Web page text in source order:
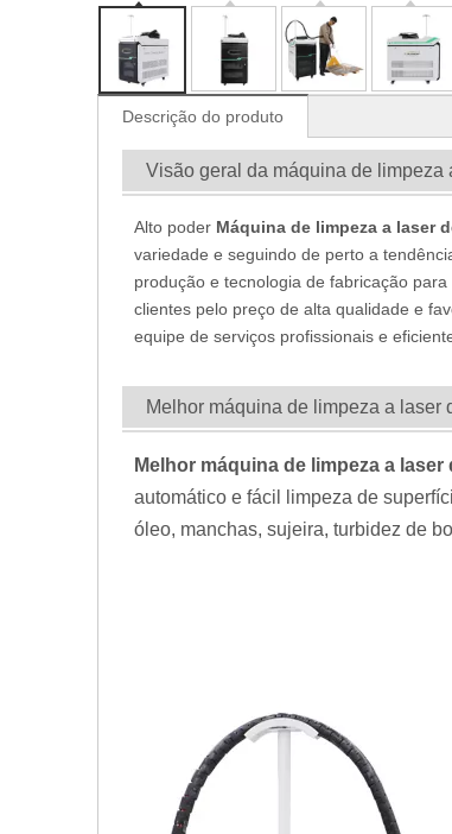
Descrição do produto
Visão geral da máquina de limpeza
Alto poder Máquina de limpeza a laser
variedade e seguindo de perto a
produção e tecnologia de fabricação para
clientes pelo preço de alta qualidade e
equipe de serviços profissionais e
Melhor máquina de limpeza a laser
Melhor máquina de limpeza a laser
automático e fácil limpeza de
óleo, manchas, sujeira, turbidez de